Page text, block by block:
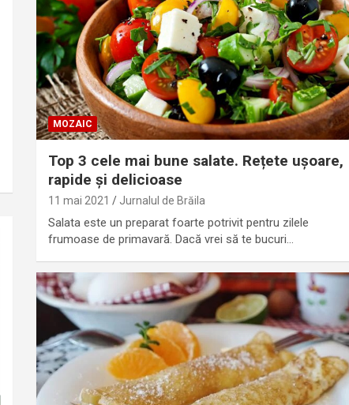
MOZAIC
Top 3 cele mai bune salate. Rețete ușoare,
rapide și delicioase
11 mai 2021 Jurnalul de Brăila
Salata este un preparat foarte potrivit pentru zilele
frumoase de primavară. Dacă vrei să te bucuri…